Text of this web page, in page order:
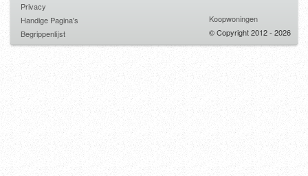
Privacy
Handige Pagina's
Begrippenlijst
Koopwoningen
© Copyright 2012 - 2026